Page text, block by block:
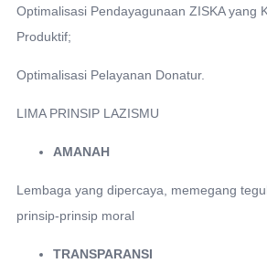
Optimalisasi Pendayagunaan ZISKA yang
Produktif;
Optimalisasi Pelayanan Donatur.
LIMA PRINSIP LAZISMU
AMANAH
Lembaga yang dipercaya, memegang
prinsip-prinsip moral
TRANSPARANSI